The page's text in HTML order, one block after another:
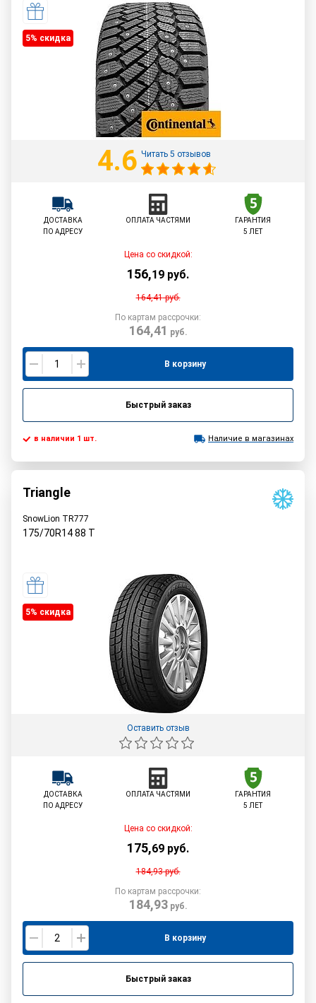
5% cкидка
4.6 Читать 5 отзывов
ДОСТАВКА
ПО АДРЕСУ
ОПЛАТА ЧАСТЯМИ
ГАРАНТИЯ
5 ЛЕТ
Цена со скидкой:
156,19 руб.
164,41руб.
По картам рассрочки:
164,41 руб.
В корзину
Быстрый заказ
в наличии 1 шт. Наличие в магазинах
Triangle
SnowLion TR777
175/70R1488 T
5% cкидка
Оставить отзыв
ДОСТАВКА
ПО АДРЕСУ
ОПЛАТА ЧАСТЯМИ
ГАРАНТИЯ
5 ЛЕТ
Цена со скидкой:
175,69 руб.
184,93руб.
По картам рассрочки:
184,93руб.
В корзину
Быстрый заказ